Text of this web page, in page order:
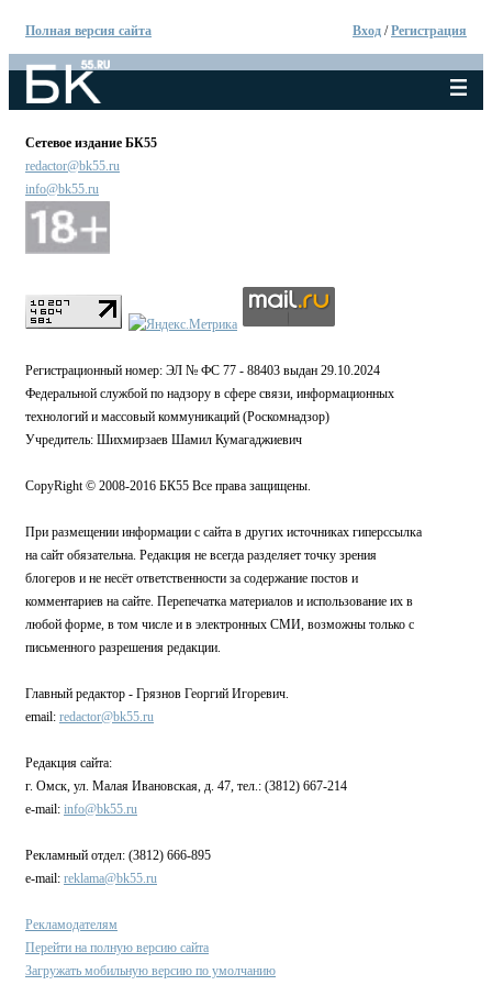
Полная версия сайта Вход /Регистрация
Сетевое издание БК55
redactor@bk55.ru
info@bk55.ru
Регистрационный номер: ЭЛ № ФС 77 - 88403 выдан 29.10.2024
Федеральной службой по надзору в сфере связи, информационных
технологий и массовый коммуникаций (Роскомнадзор)
Учредитель: Шихмирзаев Шамил Кумагаджиевич
CopyRight © 2008-2016 БК55 Все права защищены.
При размещении информации с сайта в других источниках гиперссылка
на сайт обязательна. Редакция не всегда разделяет точку зрения
блогеров и не несёт ответственности за содержание постов и
комментариев на сайте. Перепечатка материалов и использование их в
любой форме, в том числе и в электронных СМИ, возможны только с
письменного разрешения редакции.
Главный редактор - Грязнов Георгий Игоревич.
email: redactor@bk55.ru
Редакция сайта:
г. Омск, ул. Малая Ивановская, д. 47, тел.: (3812) 667-214
e-mail: info@bk55.ru
Рекламный отдел: (3812) 666-895
e-mail: reklama@bk55.ru
Рекламодателям
Перейти на полную версию сайта
Загружать мобильную версию по умолчанию